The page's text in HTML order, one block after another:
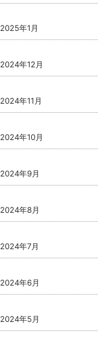
2025年1月
2024年12月
2024年11月
2024年10月
2024年9月
2024年8月
2024年7月
2024年6月
2024年5月